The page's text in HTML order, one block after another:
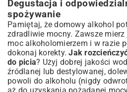
Degustacja i
spożywanie
Pamiętaj, że domowy alkohol
zdradliwie mocny. Zawsze mierz
moc alkoholomierzem i w razie
dokonaj korekty.Jak
do picia? Użyj dobrej jakości
źródlanej lub destylowanej,
powoli do alkoholu (nigdy